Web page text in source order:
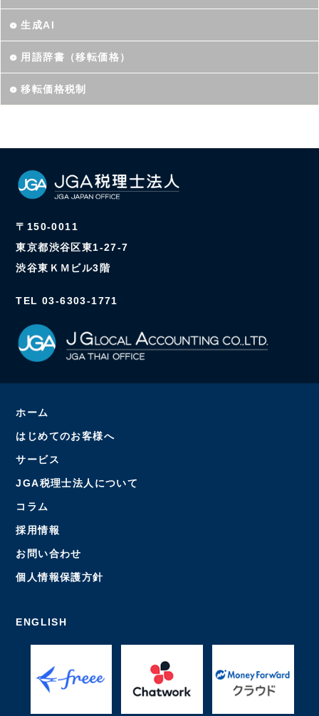
生成AI
用語辞書（移転価格）
移転価格税制
〒150-0011
東京都渋谷区東1-27-7
渋谷東ＫＭビル3階
TEL 03-6303-1771
ホーム
はじめてのお客様へ
サービス
JGA税理士法人について
コラム
採用情報
お問い合わせ
個人情報保護方針
ENGLISH